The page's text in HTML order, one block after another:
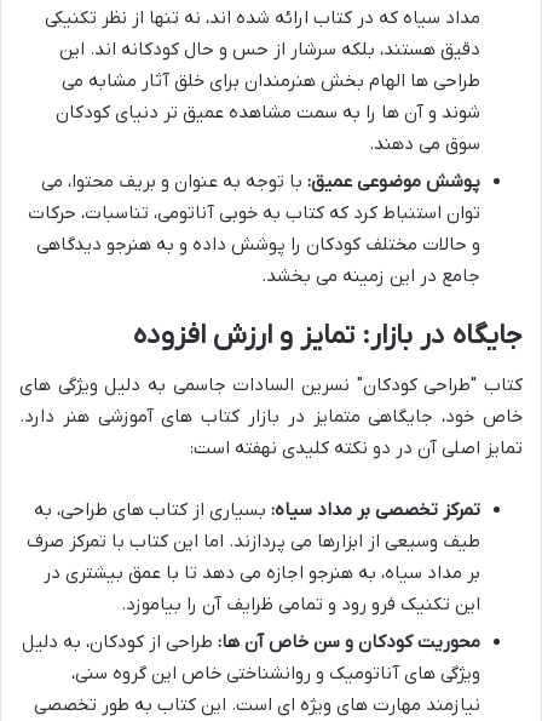
مداد سیاه که در کتاب ارائه شده اند، نه تنها از نظر تکنیکی
دقیق هستند، بلکه سرشار از حس و حال کودکانه اند. این
طراحی ها الهام بخش هنرمندان برای خلق آثار مشابه می
شوند و آن ها را به سمت مشاهده عمیق تر دنیای کودکان
سوق می دهند.
پوشش موضوعی عمیق: با توجه به عنوان و بریف محتوا، می
توان استنباط کرد که کتاب به خوبی آناتومی، تناسبات، حرکات
و حالات مختلف کودکان را پوشش داده و به هنرجو دیدگاهی
جامع در این زمینه می بخشد.
جایگاه در بازار: تمایز و ارزش افزوده
کتاب "طراحی کودکان" نسرین السادات جاسمی به دلیل ویژگی های
خاص خود، جایگاهی متمایز در بازار کتاب های آموزشی هنر دارد.
تمایز اصلی آن در دو نکته کلیدی نهفته است:
تمرکز تخصصی بر مداد سیاه: بسیاری از کتاب های طراحی، به
طیف وسیعی از ابزارها می پردازند. اما این کتاب با تمرکز صرف
بر مداد سیاه، به هنرجو اجازه می دهد تا با عمق بیشتری در
این تکنیک فرو رود و تمامی ظرایف آن را بیاموزد.
محوریت کودکان و سن خاص آن ها: طراحی از کودکان، به دلیل
ویژگی های آناتومیک و روانشناختی خاص این گروه سنی،
نیازمند مهارت های ویژه ای است. این کتاب به طور تخصصی